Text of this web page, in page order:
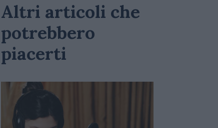
Altri articoli che
potrebbero
piacerti